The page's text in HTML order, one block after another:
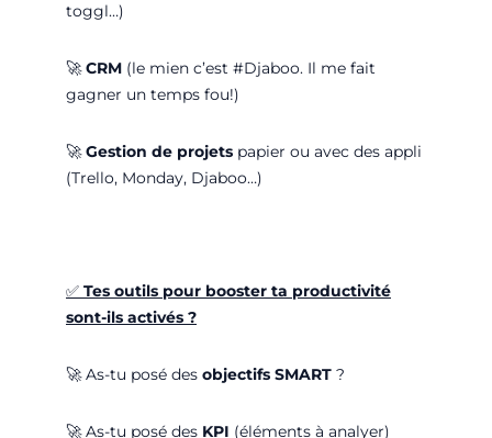
toggl…)
🚀CRM (le mien c’est #Djaboo. Il me fait
gagner un temps fou!)
🚀Gestion de projets papier ou avec des appli
(Trello, Monday, Djaboo…)
✅ Tes outils pour booster ta productivité
sont-ils activés ?
🚀As-tu posé des objectifs SMART ?
🚀As-tu posé des KPI (éléments à analyer)